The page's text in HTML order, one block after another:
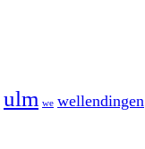
ulm we wellendingen